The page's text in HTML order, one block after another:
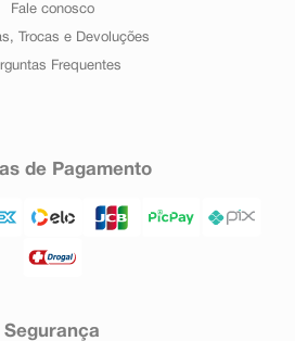
Fale conosco
Trocas e Devoluções
Frequentes
de Pagamento
Segurança